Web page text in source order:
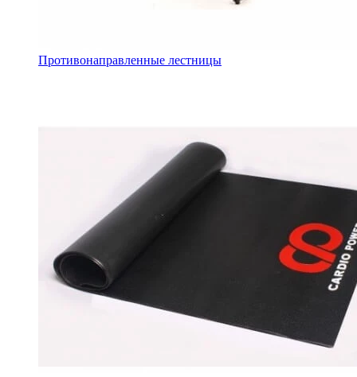
Противонаправленные лестницы